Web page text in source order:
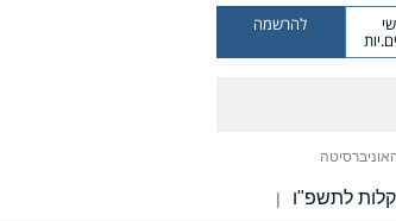
להרשמה
לתשפ"ו |